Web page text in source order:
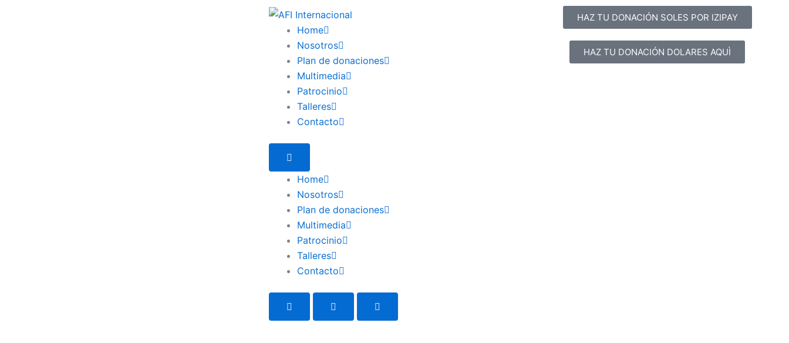
Home
Nosotros
Plan de donaciones
Multimedia
Patrocinio
Talleres
Contacto
Home
Nosotros
Plan de donaciones
Multimedia
Patrocinio
Talleres
Contacto
HAZ TU DONACIÓN SOLES POR IZIPAY
HAZ TU DONACIÓN DOLARES AQUÌ